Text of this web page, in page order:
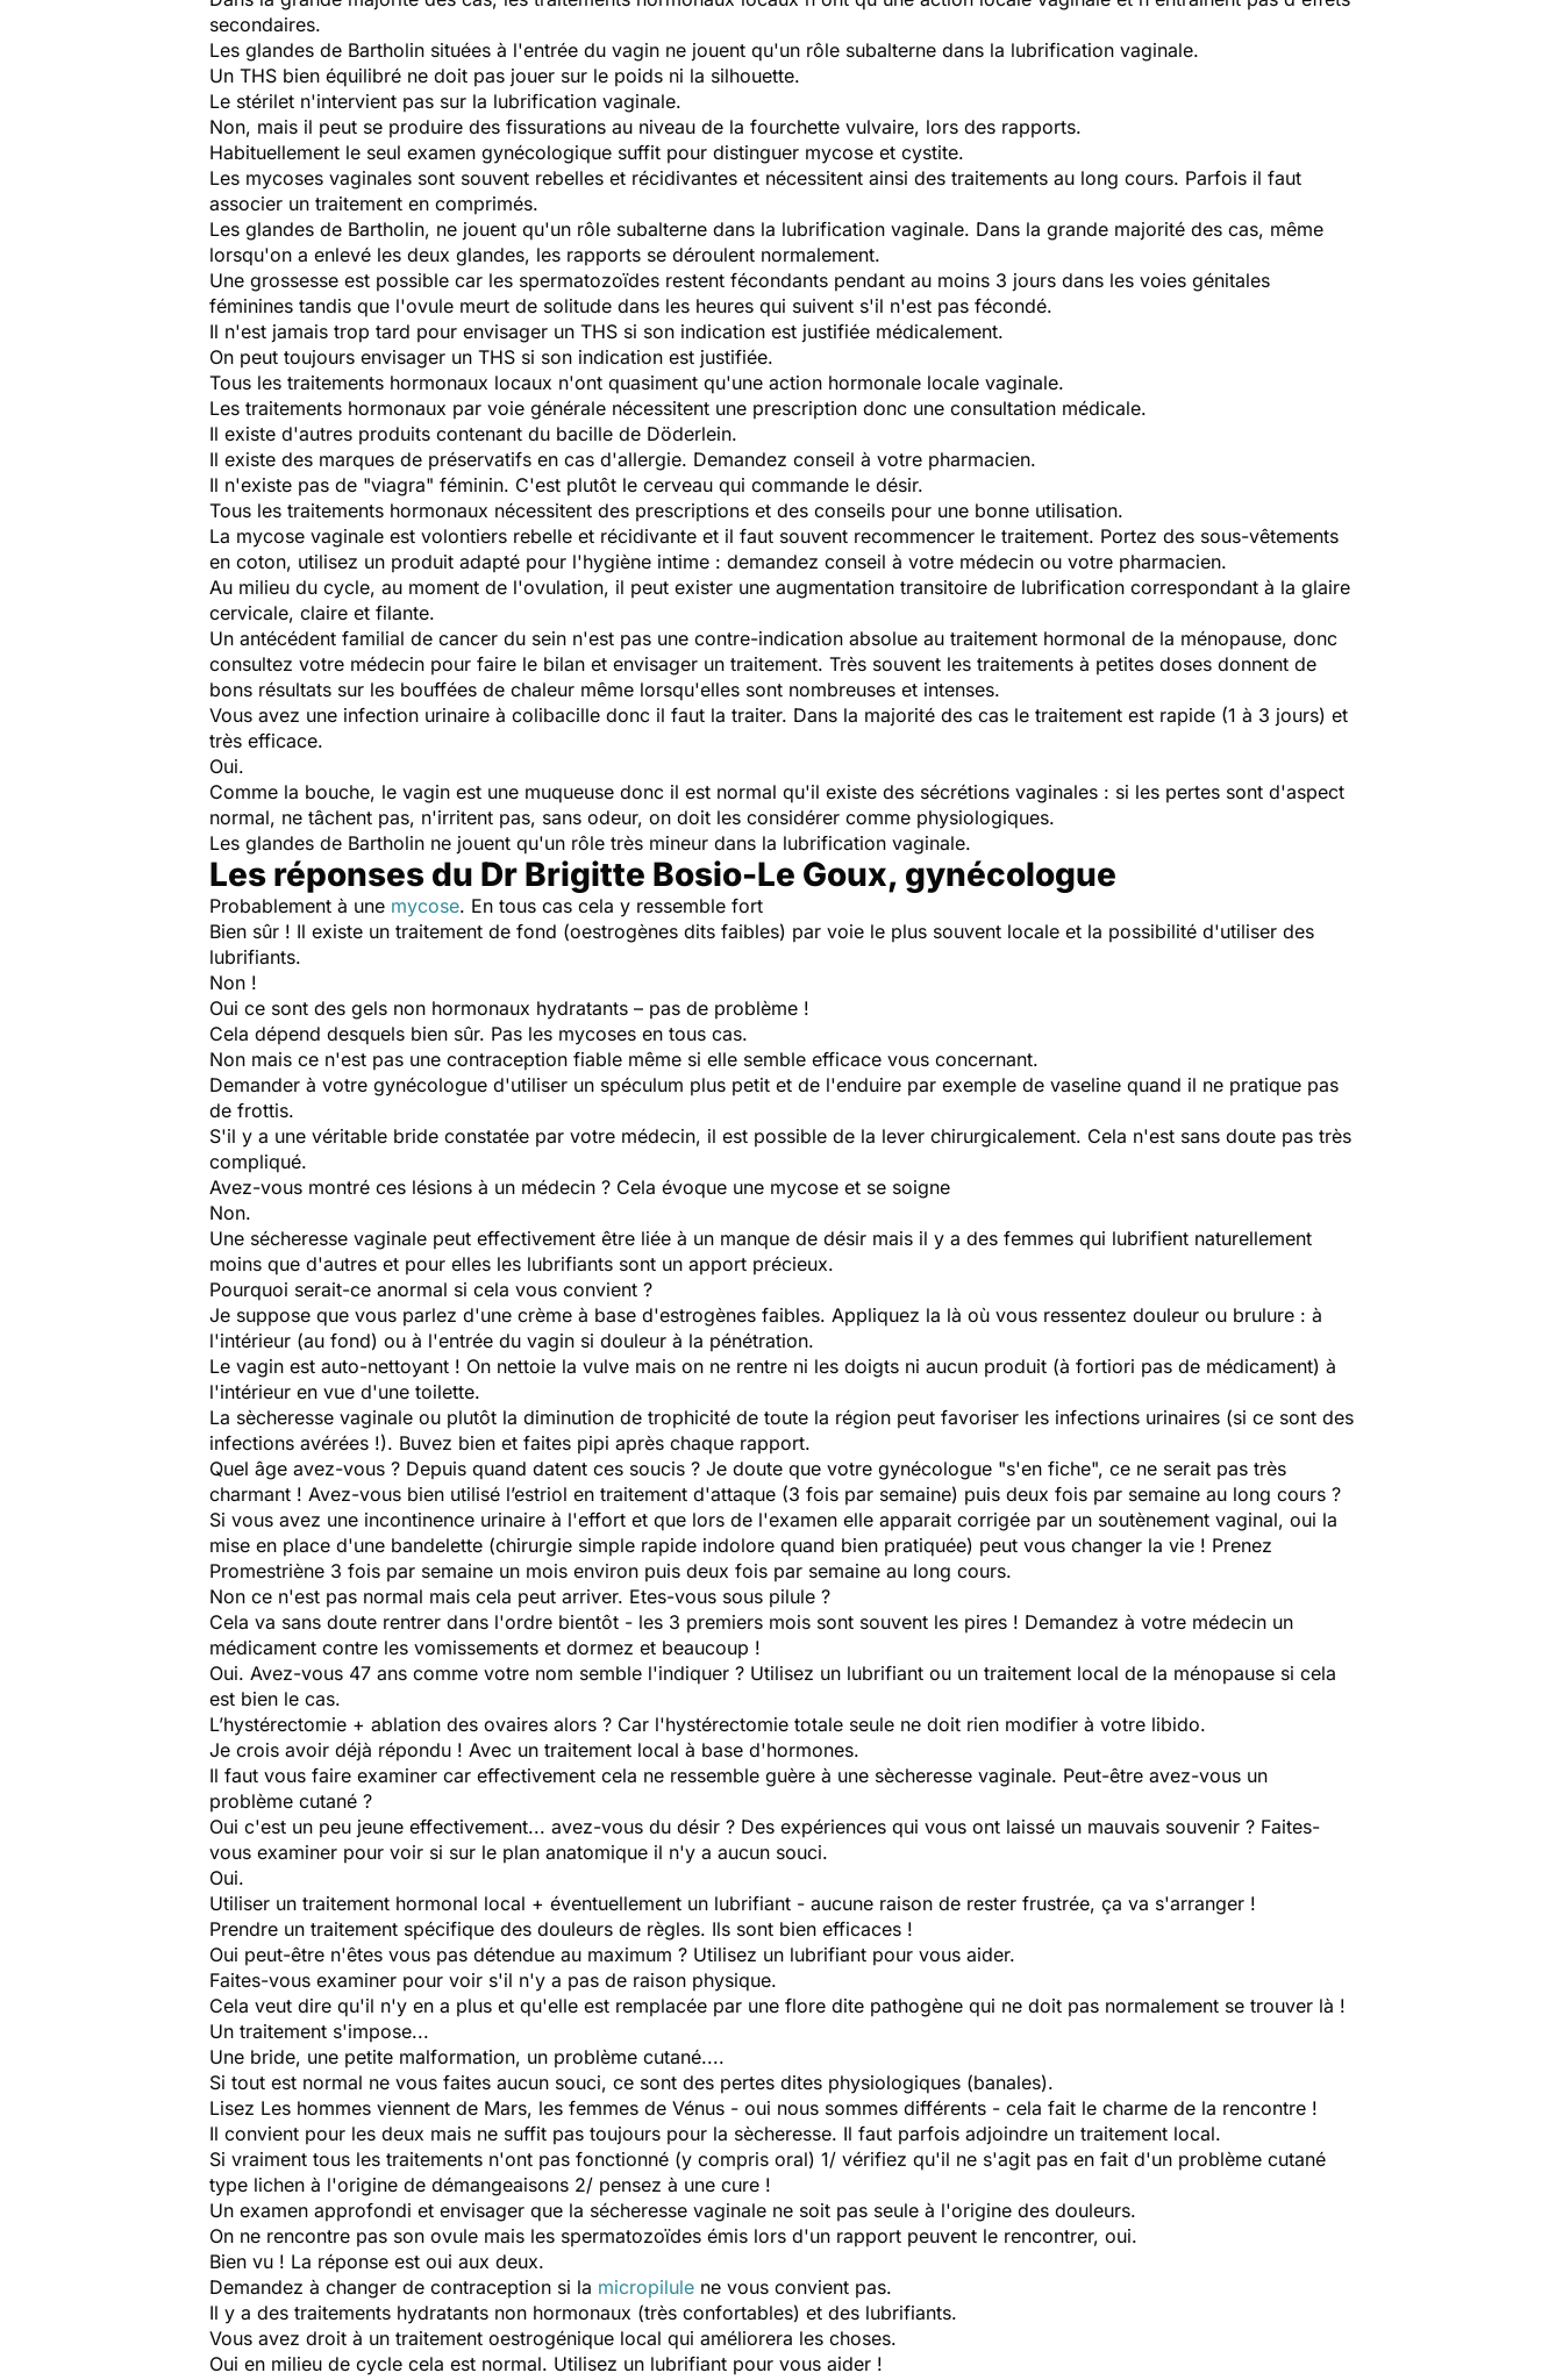
secondaires.
Les glandes de Bartholin situées à l'entrée du vagin ne jouent qu'un rôle subalterne dans la lubrification vaginale.
Un THS bien équilibré ne doit pas jouer sur le poids ni la silhouette.
Le stérilet n'intervient pas sur la lubrification vaginale.
Non, mais il peut se produire des fissurations au niveau de la fourchette vulvaire, lors des rapports.
Habituellement le seul examen gynécologique suffit pour distinguer mycose et cystite.
Les mycoses vaginales sont souvent rebelles et récidivantes et nécessitent ainsi des traitements au long cours. Parfois il faut
associer un traitement en comprimés.
Les glandes de Bartholin, ne jouent qu'un rôle subalterne dans la lubrification vaginale. Dans la grande majorité des cas, même
lorsqu'on a enlevé les deux glandes, les rapports se déroulent normalement.
Une grossesse est possible car les spermatozoïdes restent fécondants pendant au moins 3 jours dans les voies génitales
féminines tandis que l'ovule meurt de solitude dans les heures qui suivent s'il n'est pas fécondé.
Il n'est jamais trop tard pour envisager un THS si son indication est justifiée médicalement.
On peut toujours envisager un THS si son indication est justifiée.
Tous les traitements hormonaux locaux n'ont quasiment qu'une action hormonale locale vaginale.
Les traitements hormonaux par voie générale nécessitent une prescription donc une consultation médicale.
Il existe d'autres produits contenant du bacille de Döderlein.
Il existe des marques de préservatifs en cas d'allergie. Demandez conseil à votre pharmacien.
Il n'existe pas de "viagra" féminin. C'est plutôt le cerveau qui commande le désir.
Tous les traitements hormonaux nécessitent des prescriptions et des conseils pour une bonne utilisation.
La mycose vaginale est volontiers rebelle et récidivante et il faut souvent recommencer le traitement. Portez des sous-vêtements
en coton, utilisez un produit adapté pour l'hygiène intime : demandez conseil à votre médecin ou votre pharmacien.
Au milieu du cycle, au moment de l'ovulation, il peut exister une augmentation transitoire de lubrification correspondant à la glaire
cervicale, claire et filante.
Un antécédent familial de cancer du sein n'est pas une contre-indication absolue au traitement hormonal de la ménopause, donc
consultez votre médecin pour faire le bilan et envisager un traitement. Très souvent les traitements à petites doses donnent de
bons résultats sur les bouffées de chaleur même lorsqu'elles sont nombreuses et intenses.
Vous avez une infection urinaire à colibacille donc il faut la traiter. Dans la majorité des cas le traitement est rapide (1 à 3 jours) et
très efficace.
Oui.
Comme la bouche, le vagin est une muqueuse donc il est normal qu'il existe des sécrétions vaginales : si les pertes sont d'aspect
normal, ne tâchent pas, n'irritent pas, sans odeur, on doit les considérer comme physiologiques.
Les glandes de Bartholin ne jouent qu'un rôle très mineur dans la lubrification vaginale.
Les réponses du Dr Brigitte Bosio-Le Goux, gynécologue
Probablement à une mycose. En tous cas cela y ressemble fort
Bien sûr ! Il existe un traitement de fond (oestrogènes dits faibles) par voie le plus souvent locale et la possibilité d'utiliser des
lubrifiants.
Non !
Oui ce sont des gels non hormonaux hydratants – pas de problème !
Cela dépend desquels bien sûr. Pas les mycoses en tous cas.
Non mais ce n'est pas une contraception fiable même si elle semble efficace vous concernant.
Demander à votre gynécologue d'utiliser un spéculum plus petit et de l'enduire par exemple de vaseline quand il ne pratique pas
de frottis.
S'il y a une véritable bride constatée par votre médecin, il est possible de la lever chirurgicalement. Cela n'est sans doute pas très
compliqué.
Avez-vous montré ces lésions à un médecin ? Cela évoque une mycose et se soigne
Non.
Une sécheresse vaginale peut effectivement être liée à un manque de désir mais il y a des femmes qui lubrifient naturellement
moins que d'autres et pour elles les lubrifiants sont un apport précieux.
Pourquoi serait-ce anormal si cela vous convient ?
Je suppose que vous parlez d'une crème à base d'estrogènes faibles. Appliquez la là où vous ressentez douleur ou brulure : à
l'intérieur (au fond) ou à l'entrée du vagin si douleur à la pénétration.
Le vagin est auto-nettoyant ! On nettoie la vulve mais on ne rentre ni les doigts ni aucun produit (à fortiori pas de médicament) à
l'intérieur en vue d'une toilette.
La sècheresse vaginale ou plutôt la diminution de trophicité de toute la région peut favoriser les infections urinaires (si ce sont des
infections avérées !). Buvez bien et faites pipi après chaque rapport.
Quel âge avez-vous ? Depuis quand datent ces soucis ? Je doute que votre gynécologue "s'en fiche", ce ne serait pas très
charmant ! Avez-vous bien utilisé l’estriol en traitement d'attaque (3 fois par semaine) puis deux fois par semaine au long cours ?
Si vous avez une incontinence urinaire à l'effort et que lors de l'examen elle apparait corrigée par un soutènement vaginal, oui la
mise en place d'une bandelette (chirurgie simple rapide indolore quand bien pratiquée) peut vous changer la vie ! Prenez
Promestriène 3 fois par semaine un mois environ puis deux fois par semaine au long cours.
Non ce n'est pas normal mais cela peut arriver. Etes-vous sous pilule ?
Cela va sans doute rentrer dans l'ordre bientôt - les 3 premiers mois sont souvent les pires ! Demandez à votre médecin un
médicament contre les vomissements et dormez et beaucoup !
Oui. Avez-vous 47 ans comme votre nom semble l'indiquer ? Utilisez un lubrifiant ou un traitement local de la ménopause si cela
est bien le cas.
L’hystérectomie + ablation des ovaires alors ? Car l'hystérectomie totale seule ne doit rien modifier à votre libido.
Je crois avoir déjà répondu ! Avec un traitement local à base d'hormones.
Il faut vous faire examiner car effectivement cela ne ressemble guère à une sècheresse vaginale. Peut-être avez-vous un
problème cutané ?
Oui c'est un peu jeune effectivement... avez-vous du désir ? Des expériences qui vous ont laissé un mauvais souvenir ? Faites-
vous examiner pour voir si sur le plan anatomique il n'y a aucun souci.
Oui.
Utiliser un traitement hormonal local + éventuellement un lubrifiant - aucune raison de rester frustrée, ça va s'arranger !
Prendre un traitement spécifique des douleurs de règles. Ils sont bien efficaces !
Oui peut-être n'êtes vous pas détendue au maximum ? Utilisez un lubrifiant pour vous aider.
Faites-vous examiner pour voir s'il n'y a pas de raison physique.
Cela veut dire qu'il n'y en a plus et qu'elle est remplacée par une flore dite pathogène qui ne doit pas normalement se trouver là !
Un traitement s'impose...
Une bride, une petite malformation, un problème cutané....
Si tout est normal ne vous faites aucun souci, ce sont des pertes dites physiologiques (banales).
Lisez Les hommes viennent de Mars, les femmes de Vénus - oui nous sommes différents - cela fait le charme de la rencontre !
Il convient pour les deux mais ne suffit pas toujours pour la sècheresse. Il faut parfois adjoindre un traitement local.
Si vraiment tous les traitements n'ont pas fonctionné (y compris oral) 1/ vérifiez qu'il ne s'agit pas en fait d'un problème cutané
type lichen à l'origine de démangeaisons 2/ pensez à une cure !
Un examen approfondi et envisager que la sécheresse vaginale ne soit pas seule à l'origine des douleurs.
On ne rencontre pas son ovule mais les spermatozoïdes émis lors d'un rapport peuvent le rencontrer, oui.
Bien vu ! La réponse est oui aux deux.
Demandez à changer de contraception si la micropilule ne vous convient pas.
Il y a des traitements hydratants non hormonaux (très confortables) et des lubrifiants.
Vous avez droit à un traitement oestrogénique local qui améliorera les choses.
Oui en milieu de cycle cela est normal. Utilisez un lubrifiant pour vous aider !